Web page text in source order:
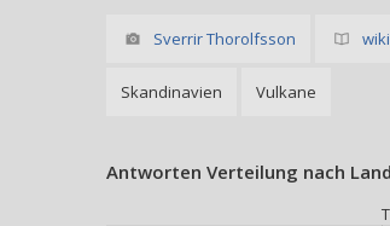
Sverrir Thorolfsson
Skandinavien Vulkane
Antworten Verteilung nach Land